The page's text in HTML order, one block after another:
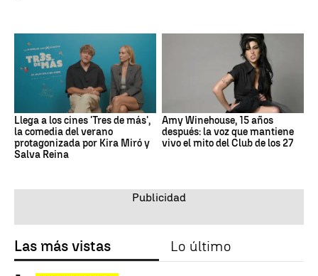
Llega a los cines 'Tres de más',
la comedia del verano
protagonizada por Kira Miró y
Salva Reina
Amy Winehouse, 15 años
después: la voz que mantiene
vivo el mito del Club de los 27
Las más vistas Lo último